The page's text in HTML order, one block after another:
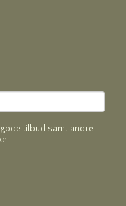
tilbud samt andre